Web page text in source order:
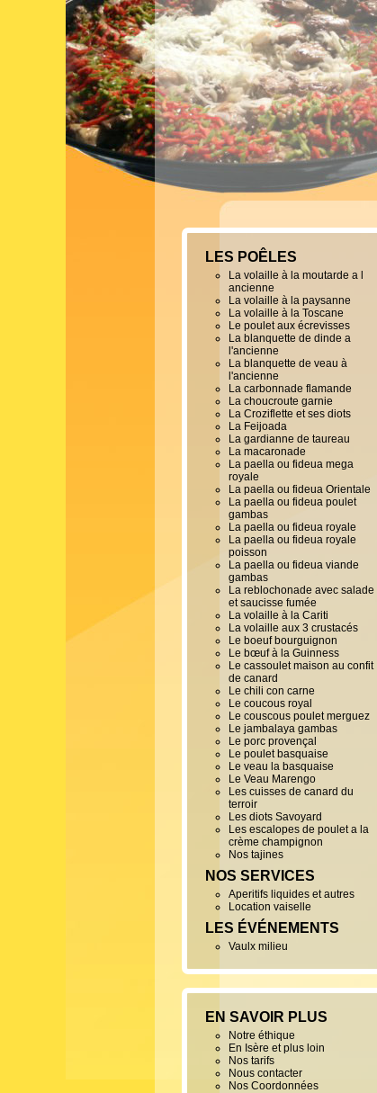
LES POÊLES
La volaille à la moutarde a l
ancienne
La volaille à la paysanne
La volaille à la Toscane
Le poulet aux écrevisses
La blanquette de dinde a
l'ancienne
La blanquette de veau à
l'ancienne
La carbonnade flamande
La choucroute garnie
La Croziflette et ses diots
La Feijoada
La gardianne de taureau
La macaronade
La paella ou fideua mega
royale
La paella ou fideua Orientale
La paella ou fideua poulet
gambas
La paella ou fideua royale
La paella ou fideua royale
poisson
La paella ou fideua viande
gambas
La reblochonade avec salade
et saucisse fumée
La volaille à la Cariti
La volaille aux 3 crustacés
Le boeuf bourguignon
Le bœuf à la Guinness
Le cassoulet maison au confit
de canard
Le chili con carne
Le coucous royal
Le couscous poulet merguez
Le jambalaya gambas
Le porc provençal
Le poulet basquaise
Le veau la basquaise
Le Veau Marengo
Les cuisses de canard du
terroir
Les diots Savoyard
Les escalopes de poulet a la
crème champignon
Nos tajines
NOS SERVICES
Aperitifs liquides et autres
Location vaiselle
LES ÉVÉNEMENTS
Vaulx milieu
EN SAVOIR PLUS
Notre éthique
En Isère et plus loin
Nos tarifs
Nous contacter
Nos Coordonnées